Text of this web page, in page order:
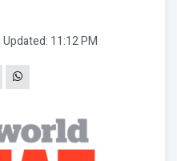
Updated: 11:12 PM